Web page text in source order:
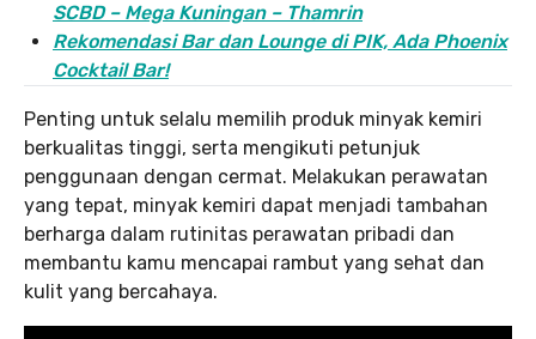
SCBD – Mega Kuningan – Thamrin
Rekomendasi Bar dan Lounge di PIK, Ada Phoenix
Cocktail Bar!
Penting untuk selalu memilih produk minyak kemiri
berkualitas tinggi, serta mengikuti petunjuk
penggunaan dengan cermat. Melakukan perawatan
yang tepat, minyak kemiri dapat menjadi tambahan
berharga dalam rutinitas perawatan pribadi dan
membantu kamu mencapai rambut yang sehat dan
kulit yang bercahaya.